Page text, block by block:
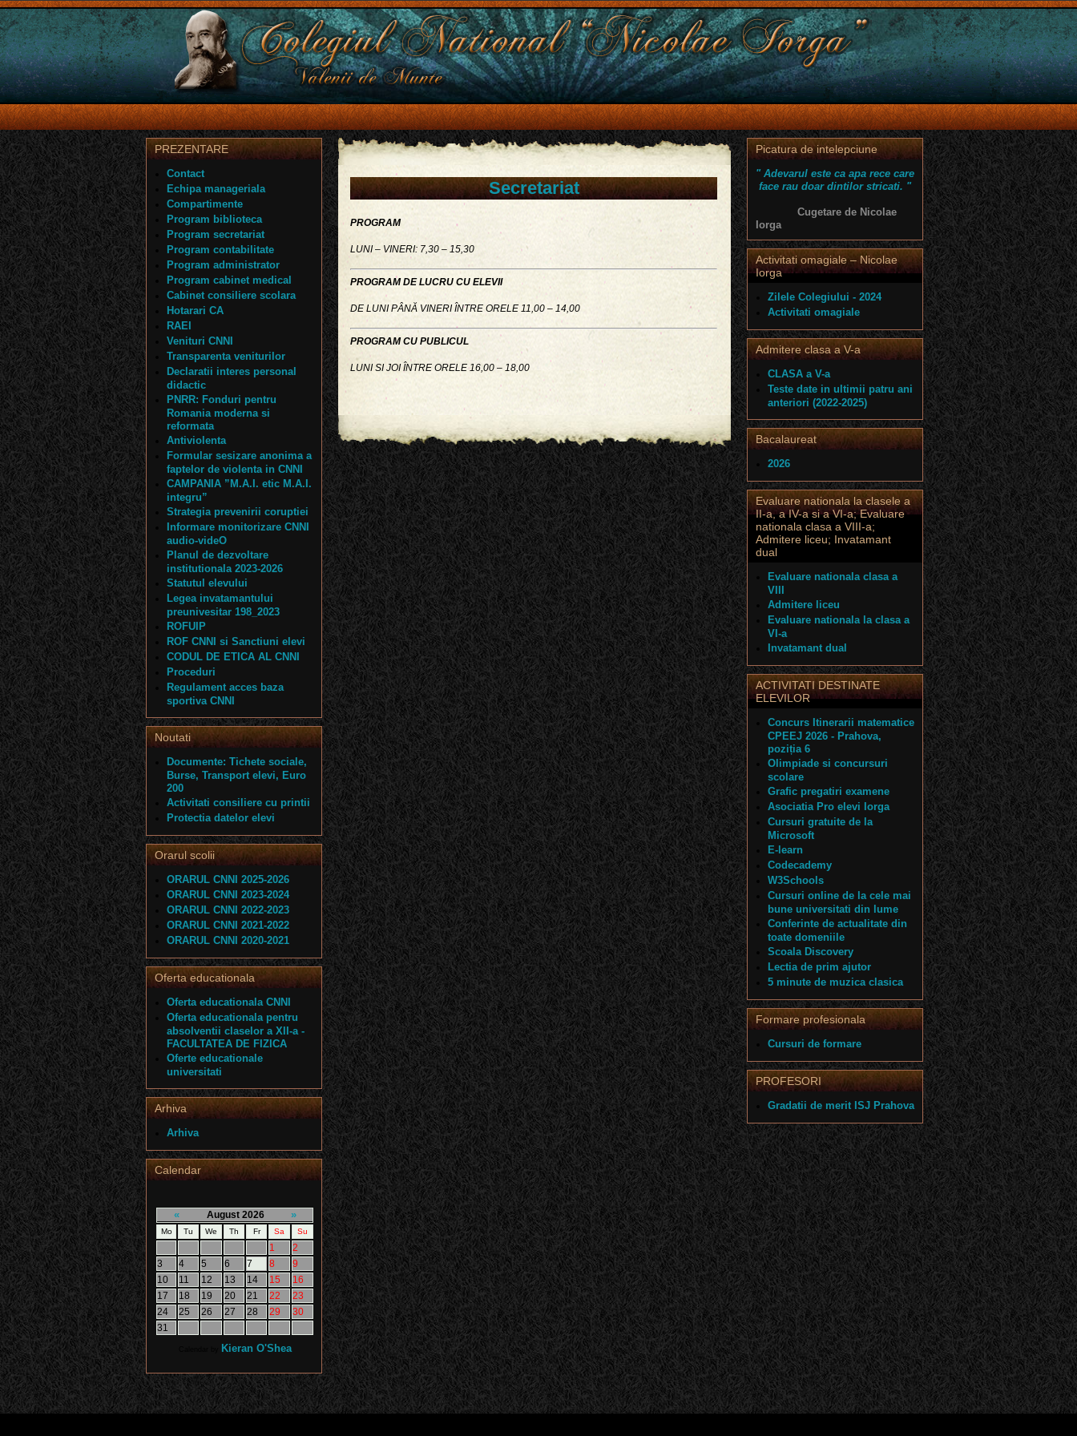
Secretariat
PROGRAM
LUNI – VINERI: 7,30 – 15,30
PROGRAM DE LUCRU CU ELEVII
DE LUNI PÂNĂ VINERI ÎNTRE ORELE 11,00 – 14,00
PROGRAM CU PUBLICUL
LUNI SI JOI ÎNTRE ORELE 16,00 – 18,00
PREZENTARE
Contact
Echipa manageriala
Compartimente
Program biblioteca
Program secretariat
Program contabilitate
Program administrator
Program cabinet medical
Cabinet consiliere scolara
Hotarari CA
RAEI
Venituri CNNI
Transparenta veniturilor
Declaratii interes personal
didactic
PNRR: Fonduri pentru
Romania moderna si
reformata
Antiviolenta
Formular sesizare anonima a
faptelor de violenta in CNNI
CAMPANIA ”M.A.I. etic M.A.I.
integru”
Strategia prevenirii coruptiei
Informare monitorizare CNNI
audio-videO
Planul de dezvoltare
institutionala 2023-2026
Statutul elevului
Legea invatamantului
preunivesitar 198_2023
ROFUIP
ROF CNNI si Sanctiuni elevi
CODUL DE ETICA AL CNNI
Proceduri
Regulament acces baza
sportiva CNNI
Noutati
Documente: Tichete sociale,
Burse, Transport elevi, Euro
200
Activitati consiliere cu printii
Protectia datelor elevi
Orarul scolii
ORARUL CNNI 2025-2026
ORARUL CNNI 2023-2024
ORARUL CNNI 2022-2023
ORARUL CNNI 2021-2022
ORARUL CNNI 2020-2021
Oferta educationala
Oferta educationala CNNI
Oferta educationala pentru
absolventii claselor a XII-a -
FACULTATEA DE FIZICA
Oferte educationale
universitati
Arhiva
Arhiva
Calendar
« August 2026 »
Mo Tu We Th Fr Sa Su
1
2
3
4 5 6 7 8
9
10
11 12 13 14 15
16
17
18 19 20 21 22
23
24
25 26 27 28 29
30
31
Kieran O'Shea
Picatura de intelepciune
" Adevarul este ca apa rece care
face rau doar dintilor stricati. "
Cugetare de Nicolae
Iorga
Activitati omagiale – Nicolae
Iorga
Zilele Colegiului - 2024
Activitati omagiale
Admitere clasa a V-a
CLASA a V-a
Teste date in ultimii patru ani
anteriori (2022-2025)
Bacalaureat
2026
Evaluare nationala la clasele a
II-a, a IV-a si a VI-a; Evaluare
nationala clasa a VIII-a;
Admitere liceu; Invatamant
dual
Evaluare nationala clasa a
VIII
Admitere liceu
Evaluare nationala la clasa a
VI-a
Invatamant dual
ACTIVITATI DESTINATE
ELEVILOR
Concurs Itinerarii matematice
CPEEJ 2026 - Prahova,
poziția 6
Olimpiade si concursuri
scolare
Grafic pregatiri examene
Asociatia Pro elevi Iorga
Cursuri gratuite de la
Microsoft
E-learn
Codecademy
W3Schools
Cursuri online de la cele mai
bune universitati din lume
Conferinte de actualitate din
toate domeniile
Scoala Discovery
Lectia de prim ajutor
5 minute de muzica clasica
Formare profesionala
Cursuri de formare
PROFESORI
Gradatii de merit ISJ Prahova